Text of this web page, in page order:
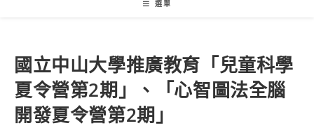
選單
國立中山大學推廣教育「兒童科學
夏令營第2期」、「心智圖法全腦
開發夏令營第2期」